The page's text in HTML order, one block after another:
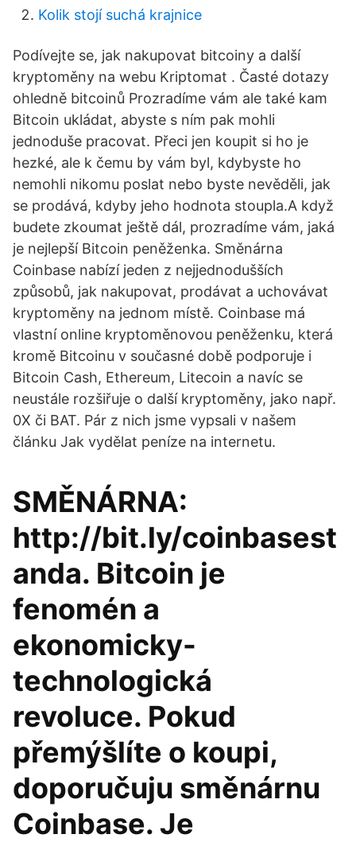
Kolik stojí suchá krajnice
Podívejte se, jak nakupovat bitcoiny a další
kryptoměny na webu Kriptomat . Časté dotazy
ohledně bitcoinů Prozradíme vám ale také kam
Bitcoin ukládat, abyste s ním pak mohli
jednoduše pracovat. Přeci jen koupit si ho je
hezké, ale k čemu by vám byl, kdybyste ho
nemohli nikomu poslat nebo byste nevěděli, jak
se prodává, kdyby jeho hodnota stoupla.A když
budete zkoumat ještě dál, prozradíme vám, jaká
je nejlepší Bitcoin peněženka. Směnárna
Coinbase nabízí jeden z nejjednodušších
způsobů, jak nakupovat, prodávat a uchovávat
kryptoměny na jednom místě. Coinbase má
vlastní online kryptoměnovou peněženku, která
kromě Bitcoinu v současné době podporuje i
Bitcoin Cash, Ethereum, Litecoin a navíc se
neustále rozšiřuje o další kryptoměny, jako např.
0X či BAT. Pár z nich jsme vypsali v našem
článku Jak vydělat peníze na internetu.
SMĚNÁRNA:
http://bit.ly/coinbasest
anda. Bitcoin je
fenomén a
ekonomicky-
technologická
revoluce. Pokud
přemýšlíte o koupi,
doporučuju směnárnu
Coinbase. Je